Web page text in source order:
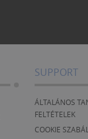
SUPPORT
ÁLTALÁNOS
FELTÉTELEK
COOKIE